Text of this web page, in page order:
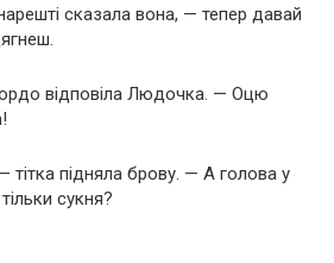
сказала вона, — тепер давай
відповіла Людочка. — Оцю
підняла брову. — А голова у
сукня?